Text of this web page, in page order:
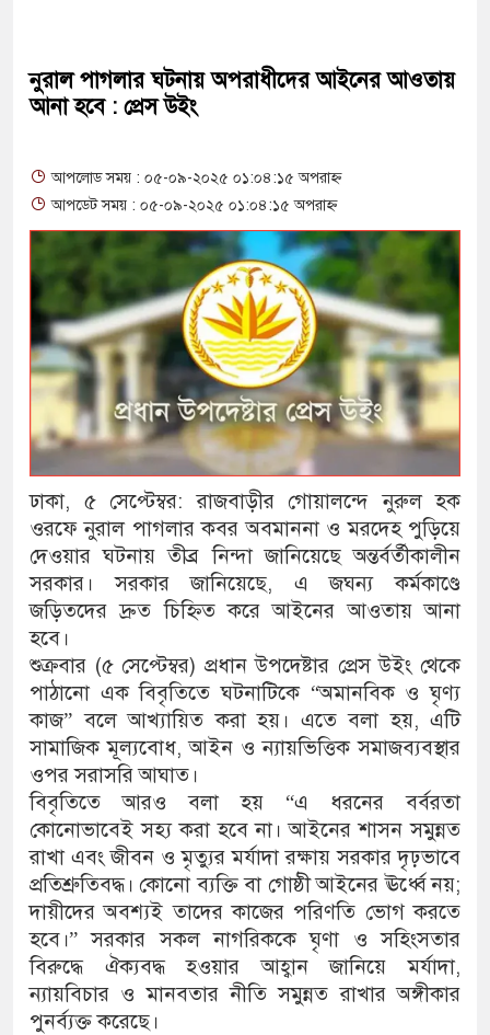
নুরাল পাগলার ঘটনায় অপরাধীদের আইনের আওতায়
আনা হবে : প্রেস উইং
আপলোড সময় : ০৫-০৯-২০২৫ ০১:০৪:১৫ অপরাহ্ন
আপডেট সময় : ০৫-০৯-২০২৫ ০১:০৪:১৫ অপরাহ্ন
ঢাকা, ৫ সেপ্টেম্বর: রাজবাড়ীর গোয়ালন্দে নুরুল হক
ওরফে নুরাল পাগলার কবর অবমাননা ও মরদেহ পুড়িয়ে
দেওয়ার ঘটনায় তীব্র নিন্দা জানিয়েছে অন্তর্বর্তীকালীন
সরকার। সরকার জানিয়েছে, এ জঘন্য কর্মকাণ্ডে
জড়িতদের দ্রুত চিহ্নিত করে আইনের আওতায় আনা
হবে।
শুক্রবার (৫ সেপ্টেম্বর) প্রধান উপদেষ্টার প্রেস উইং থেকে
পাঠানো এক বিবৃতিতে ঘটনাটিকে “অমানবিক ও ঘৃণ্য
কাজ” বলে আখ্যায়িত করা হয়। এতে বলা হয়, এটি
সামাজিক মূল্যবোধ, আইন ও ন্যায়ভিত্তিক সমাজব্যবস্থার
ওপর সরাসরি আঘাত।
বিবৃতিতে আরও বলা হয় “এ ধরনের বর্বরতা
কোনোভাবেই সহ্য করা হবে না। আইনের শাসন সমুন্নত
রাখা এবং জীবন ও মৃত্যুর মর্যাদা রক্ষায় সরকার দৃঢ়ভাবে
প্রতিশ্রুতিবদ্ধ। কোনো ব্যক্তি বা গোষ্ঠী আইনের ঊর্ধ্বে নয়;
দায়ীদের অবশ্যই তাদের কাজের পরিণতি ভোগ করতে
হবে।” সরকার সকল নাগরিককে ঘৃণা ও সহিংসতার
বিরুদ্ধে ঐক্যবদ্ধ হওয়ার আহ্বান জানিয়ে মর্যাদা,
ন্যায়বিচার ও মানবতার নীতি সমুন্নত রাখার অঙ্গীকার
পুনর্ব্যক্ত করেছে।